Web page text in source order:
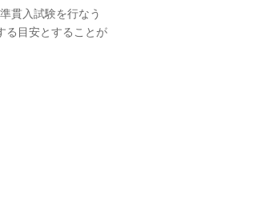
貫入試験を行なう
る目安とすることが